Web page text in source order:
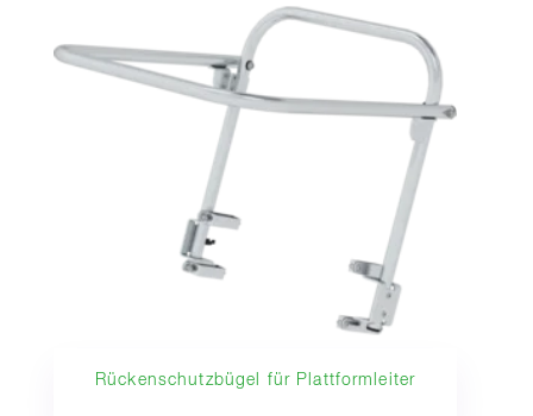
Rückenschutzbügel für Plattformleiter